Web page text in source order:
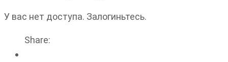
У вас нет доступа. Залогиньтесь.
Share: